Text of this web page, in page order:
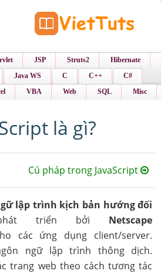
JSP Struts2
Hibernate
Java WS C C++
C#
VBA Web SQL Misc
là gì?
Cú pháp trong JavaScript
lập trình kịch bản hướng đối
triển bởi Netscape
các ứng dụng client/server.
ngữ lập trình thông dịch.
trang web theo cách tương tác